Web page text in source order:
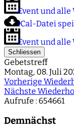
Event und
iCal-Datei
Event und
Schliessen
Gebetstreff
Montag, 08. Juli
Vorherige
Nächste
Aufrufe : 654661
Demnächst